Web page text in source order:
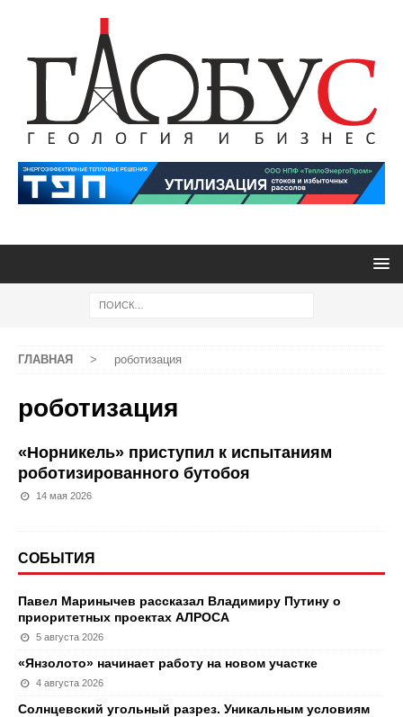
ГЛАВНАЯ > роботизация
роботизация
«Норникель» приступил к испытаниям
роботизированного бутобоя
14 мая 2026
СОБЫТИЯ
Павел Маринычев рассказал Владимиру Путину о
приоритетных проектах АЛРОСА
5 августа 2026
«Янзолото» начинает работу на новом участке
4 августа 2026
Солнцевский угольный разрез. Уникальным условиям